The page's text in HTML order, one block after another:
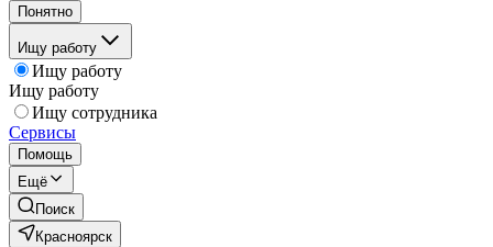
Понятно
Ищу работу
Ищу работу
Ищу работу
Ищу сотрудника
Сервисы
Помощь
Ещё
Поиск
Красноярск